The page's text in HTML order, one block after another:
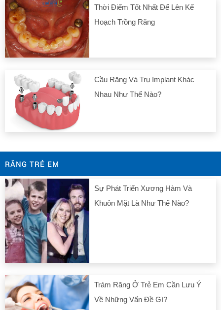
Thời Điểm Tốt Nhất Để Lên Kế
Hoạch Trồng Răng
Cầu Răng Và Trụ Implant Khác
Nhau Như Thế Nào?
RĂNG TRẺ EM
Sự Phát Triển Xương Hàm Và
Khuôn Mặt Là Như Thế Nào?
Trám Răng Ở Trẻ Em Cần Lưu Ý
Về Những Vấn Đề Gì?